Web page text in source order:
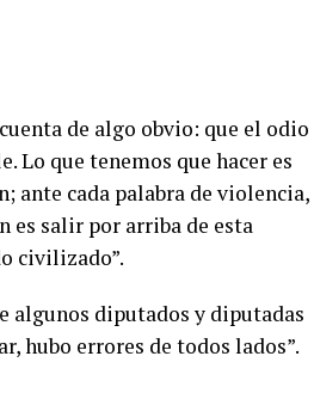
de algo obvio: que el odio
Lo que tenemos que hacer es
ante cada palabra de violencia,
es salir por arriba de esta
civilizado”.
algunos diputados y diputadas
hubo errores de todos lados”.